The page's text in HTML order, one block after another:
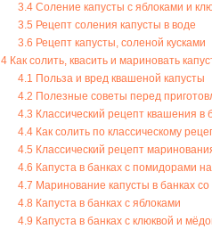
3.4Соление капусты с яблоками и
3.5 Рецепт соления капусты в воде
3.6 Рецепт капусты, соленой кусками
4 Как солить, квасить и мариновать
4.1 Польза и вред квашеной капусты
4.2 Полезные советы перед
4.3 Классический рецепт квашения в
4.4Как солить по классическому
4.5 Классический рецепт
4.6 Капуста в банках с помидорами
4.7 Маринование капусты в банках со
4.8 Капуста в банках с яблоками
4.9 Капуста в банках с клюквой и